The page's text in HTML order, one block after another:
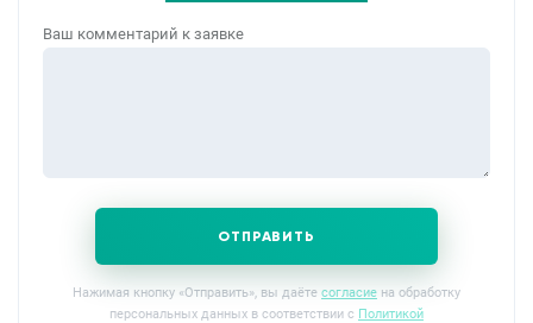
Ваш комментарий к заявке
ОТПРАВИТЬ
Нажимая кнопку «Отправить», вы даёте согласие на обработку
персональных данных в соответствии с Политикой